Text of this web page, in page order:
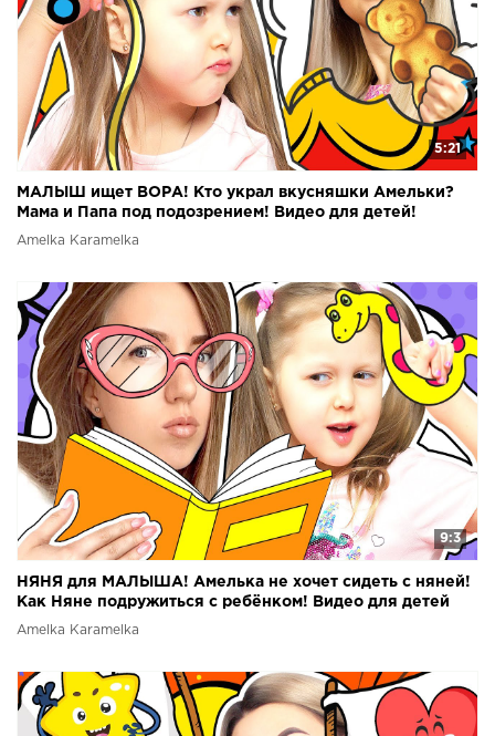
5:21
МАЛЫШ ищет ВОРА! Кто украл вкусняшки Амельки?
Мама и Папа под подозрением! Видео для детей!
Amelka Karamelka
9:3
НЯНЯ для МАЛЫША! Амелька не хочет сидеть с няней!
Как Няне подружиться с ребёнком! Видео для детей
Amelka Karamelka